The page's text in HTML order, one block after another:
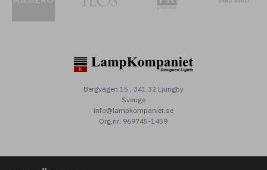
Bergvägen 15 , 341 32 Ljungby
Sverige
info@lampkompaniet.se
Org.nr: 969745-1459